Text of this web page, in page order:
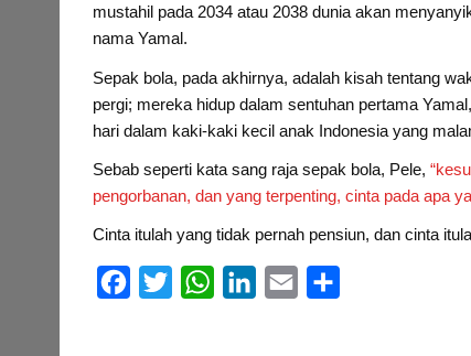
mustahil pada 2034 atau 2038 dunia akan
nama Yamal.
Sepak bola, pada akhirnya, adalah kisah tentang
pergi; mereka hidup dalam sentuhan pertama
hari dalam kaki-kaki kecil anak Indonesia yang
Sebab seperti kata sang raja sepak bola, Pele,
pengorbanan, dan yang terpenting, cinta pada apa
Cinta itulah yang tidak pernah pensiun, dan cinta
W